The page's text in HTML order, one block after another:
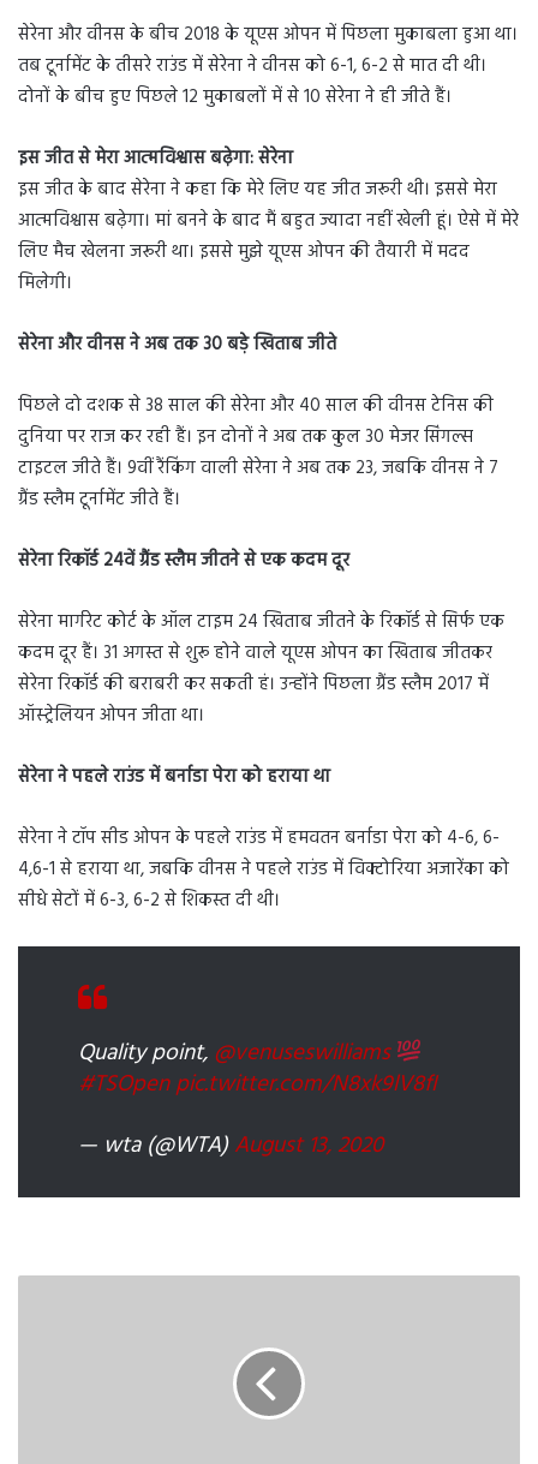
सेरेना और वीनस के बीच 2018 के यूएस ओपन में पिछला मुकाबला हुआ था।
तब टूर्नामेंट के तीसरे राउंड में सेरेना ने वीनस को 6-1, 6-2 से मात दी थी।
दोनों के बीच हुए पिछले 12 मुकाबलों में से 10 सेरेना ने ही जीते हैं।
इस जीत से मेरा आत्मविश्वास बढ़ेगा: सेरेना
इस जीत के बाद सेरेना ने कहा कि मेरे लिए यह जीत जरूरी थी। इससे मेरा
आत्मविश्वास बढ़ेगा। मां बनने के बाद मैं बहुत ज्यादा नहीं खेली हूं। ऐसे में मेरे
लिए मैच खेलना जरूरी था। इससे मुझे यूएस ओपन की तैयारी में मदद
मिलेगी।
सेरेना और वीनस ने अब तक 30 बड़े खिताब जीते
पिछले दो दशक से 38 साल की सेरेना और 40 साल की वीनस टेनिस की
दुनिया पर राज कर रही हैं। इन दोनों ने अब तक कुल 30 मेजर सिंगल्स
टाइटल जीते हैं। 9वीं रैंकिंग वाली सेरेना ने अब तक 23, जबकि वीनस ने 7
ग्रैंड स्लैम टूर्नामेंट जीते हैं।
सेरेना रिकॉर्ड 24वें ग्रैंड स्लैम जीतने से एक कदम दूर
सेरेना मार्गरेट कोर्ट के ऑल टाइम 24 खिताब जीतने के रिकॉर्ड से सिर्फ एक
कदम दूर हैं। 31 अगस्त से शुरू होने वाले यूएस ओपन का खिताब जीतकर
सेरेना रिकॉर्ड की बराबरी कर सकती हं। उन्होंने पिछला ग्रैंड स्लैम 2017 में
ऑस्ट्रेलियन ओपन जीता था।
सेरेना ने पहले राउंड में बर्नाडा पेरा को हराया था
सेरेना ने टॉप सीड ओपन के पहले राउंड में हमवतन बर्नाडा पेरा को 4-6, 6-
4,6-1 से हराया था, जबकि वीनस ने पहले राउंड में विक्टोरिया अजारेंका को
सीधे सेटों में 6-3, 6-2 से शिकस्त दी थी।
Quality point, @venuseswilliams
#TSOpenpic.twitter.com/N8xk9lV8fI
— wta (@WTA)August 13, 2020